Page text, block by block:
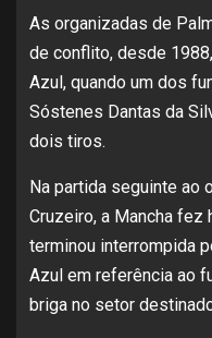
As organizadas de
de conflito, desde
Azul, quando um dos
Sóstenes Dantas da
dois tiros.
Na partida seguinte ao
Cruzeiro, a Mancha fez
terminou interrompida
Azul em referência ao
briga no setor